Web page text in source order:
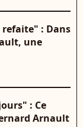
refaite" : Dans
une
: Ce
Arnault